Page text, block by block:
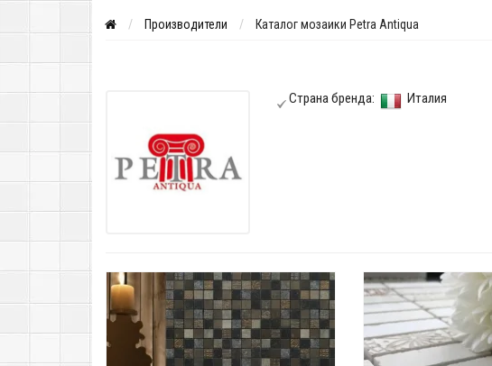
Производители Каталог мозаики Petra Antiqua
Страна бренда: Италия